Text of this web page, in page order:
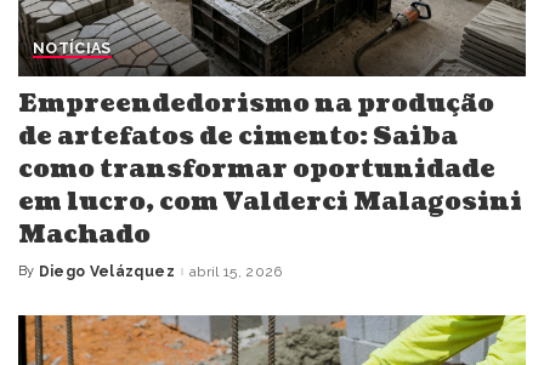
NOTÍCIAS
Empreendedorismo na produção
de artefatos de cimento: Saiba
como transformar oportunidade
em lucro, com Valderci Malagosini
Machado
Posted
By Diego Velázquez abril 15, 2026